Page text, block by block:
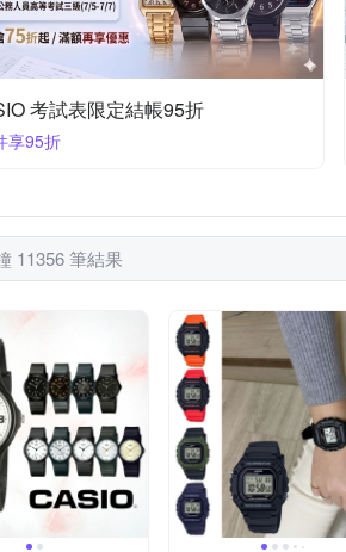
精工錶結帳8折
享8折
11356 筆結果